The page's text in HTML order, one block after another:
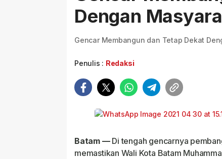
Dengan
Gencar Membangun dan Tetap Dekat
Penulis : Redaksi
Batam —Di tengah gencarnya
memastikan Wali Kota Batam